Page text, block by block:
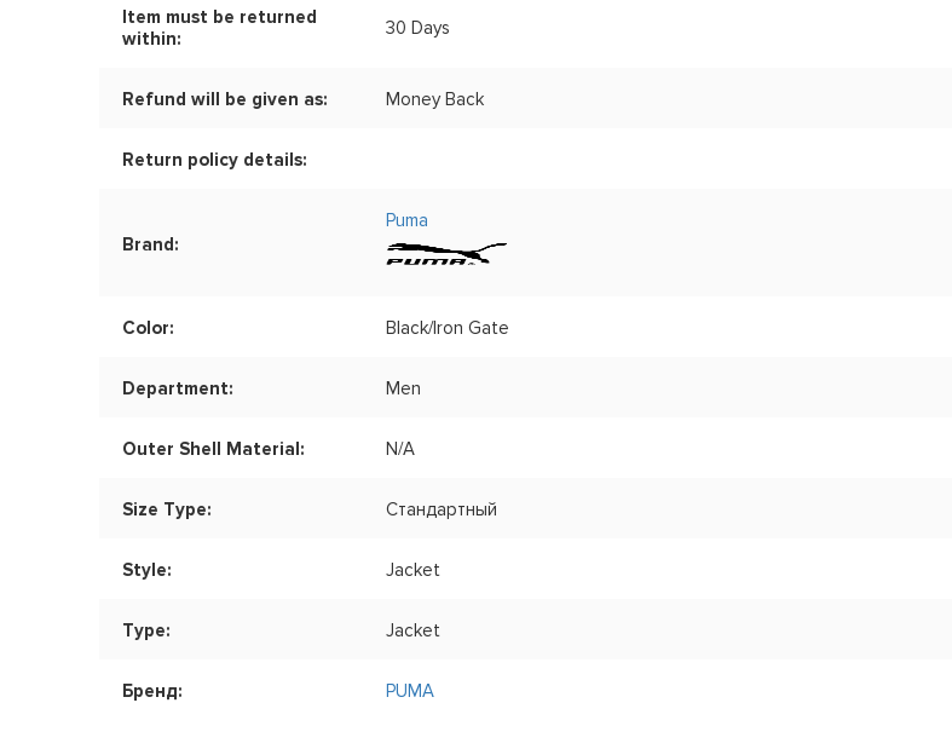
Item must be returned
within:
30 Days
Refund will be given as: Money Back
Return policy details:
Brand:
Puma
Color: Black/Iron Gate
Department: Men
Outer Shell Material: N/A
Size Type: Стандартный
Style: Jacket
Type: Jacket
Бренд: PUMA